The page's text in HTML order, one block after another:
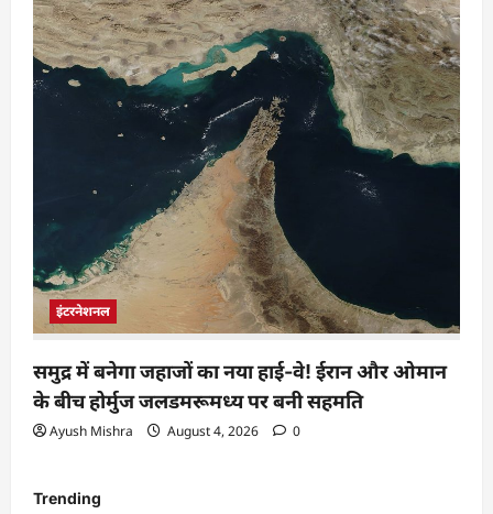
इंटरनेशनल
समुद्र में बनेगा जहाजों का नया हाई-वे! ईरान और ओमान
के बीच होर्मुज जलडमरूमध्य पर बनी सहमति
Ayush Mishra August 4, 2026 0
Trending